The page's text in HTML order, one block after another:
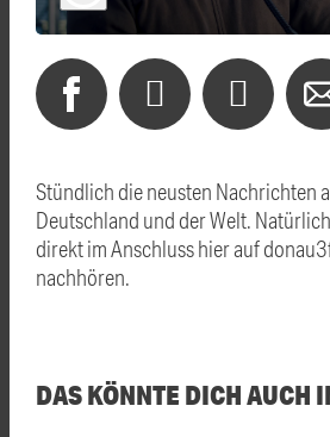
Stündlich die neusten Nachrichten
Deutschland und der Welt.
direkt im Anschluss hier auf
nachhören.
DAS KÖNNTE DICH AUCH